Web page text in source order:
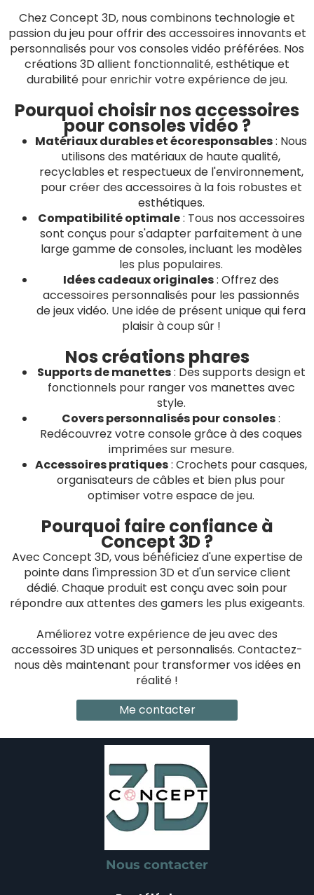
Chez Concept 3D, nous combinons technologie et
passion du jeu pour offrir des accessoires innovants et
personnalisés pour vos consoles vidéo préférées. Nos
créations 3D allient fonctionnalité, esthétique et
durabilité pour enrichir votre expérience de jeu.
Pourquoi choisir nos accessoires
pour consoles vidéo ?
Matériaux durables et écoresponsables: Nous
utilisons des matériaux de haute qualité,
recyclables et respectueux de l'environnement,
pour créer des accessoires à la fois robustes et
esthétiques.
Compatibilité optimale: Tous nos accessoires
sont conçus pour s'adapter parfaitement à une
large gamme de consoles, incluant les modèles
les plus populaires.
Idées cadeaux originales: Offrez des
accessoires personnalisés pour les passionnés
de jeux vidéo. Une idée de présent unique qui fera
plaisir à coup sûr !
Nos créations phares
Supports de manettes: Des supports design et
fonctionnels pour ranger vos manettes avec
style.
Covers personnalisés pour consoles:
Redécouvrez votre console grâce à des coques
imprimées sur mesure.
Accessoires pratiques: Crochets pour casques,
organisateurs de câbles et bien plus pour
optimiser votre espace de jeu.
Pourquoi faire confiance à
Concept 3D ?
Avec Concept 3D, vous bénéficiez d'une expertise de
pointe dans l'impression 3D et d'un service client
dédié. Chaque produit est conçu avec soin pour
répondre aux attentes des gamers les plus exigeants.
Améliorez votre expérience de jeu avec des
accessoires 3D uniques et personnalisés. Contactez-
nous dès maintenant pour transformer vos idées en
réalité !
Me contacter
Nous contacter